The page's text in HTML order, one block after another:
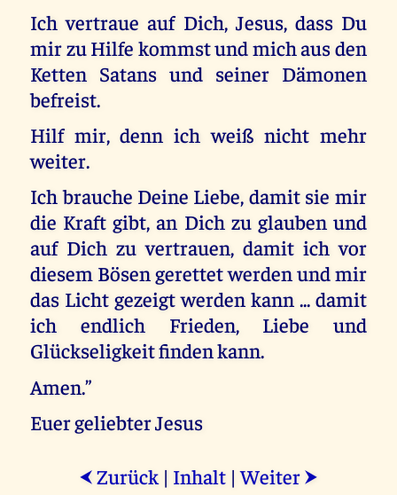
Ich vertraue auf Dich, Jesus, dass Du
mir zu Hilfe kommst und mich aus den
Ketten Satans und seiner Dämonen
befreist.
Hilf mir, denn ich weiß nicht mehr
weiter.
Ich brauche Deine Liebe, damit sie mir
die Kraft gibt, an Dich zu glauben und
auf Dich zu vertrauen, damit ich vor
diesem Bösen gerettet werden und mir
das Licht gezeigt werden kann ... damit
ich endlich Frieden, Liebe und
Glückseligkeit finden kann.
Amen.”
Euer geliebter Jesus
⮜ Zurück | Inhalt |Weiter ⮞